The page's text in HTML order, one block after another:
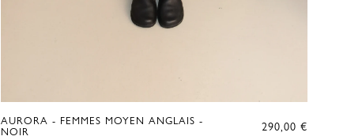
AURORA - FEMMES MOYEN ANGLAIS -
NOIR 290,00 €